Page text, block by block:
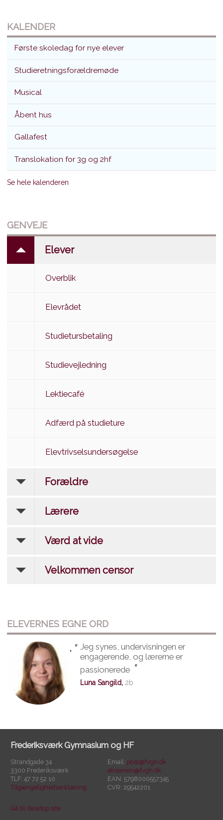
KALENDER
Første skoledag for nye elever
Studieretningsforældremøde
Musical
Åbent hus
Gallafest
Translokation for 3g og 2hf
Se hele kalenderen
GENVEJE
Elever
Overblik
Elevrådet
Studietursbetaling
Studievejledning
Lektiecafé
Adfærd på studieture
Elevtrivselsundersøgelse
Forældre
Lærere
Værd at vide
Velkommen censor
ELEVERNES EGNE ORD
" " Jeg synes, undervisningen er
engagerende, og lærerne er
passionerede "
Luna Sangild, 2b
Frederiksværk Gymnasium og HF
Strandgade 34
3300 Frederiksværk
TLF: 47 72 52 10
Tilgængelighedserklæring
Email: post@fvgh.dk
eksamen@fvgh.dk
EAN: 5798000557345
CVR: 29542201
Gå til desktop site